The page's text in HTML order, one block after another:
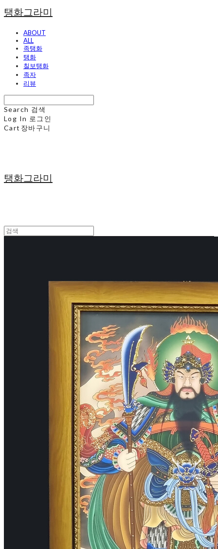
탱화그라미
ABOUT
ALL
족탱화
탱화
칠보탱화
족자
리뷰
Search 검색
Log In 로그인
Cart 장바구니
탱화그라미